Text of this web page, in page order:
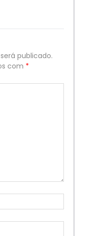
publicado.
com *